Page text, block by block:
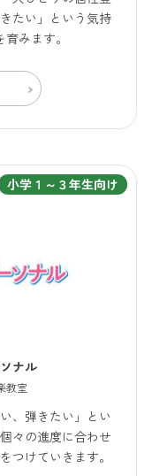
たい」という気持
みます。
小学１～３年生向け
ナル
教室
、弾きたい」とい
々の進度に合わせ
つけていきます。